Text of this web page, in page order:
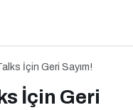
İçin Geri Sayım!
İçin Geri
Bir Fırsat